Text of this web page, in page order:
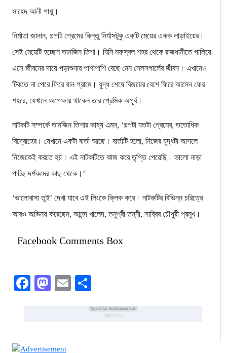
সাহেদ আলী পাপ্পু।
নির্মাতা জানান, গল্পটি প্রেমের কিন্তু নির্যাসটুকু একটি মেয়ের একক লাড়াইয়ের।
সেই মেয়েটি হচ্ছেন তানজিন তিশা। যিনি মফস্বল শহর থেকে রাজধানীতে পালিয়ে
এসে জীবনের দায়ে পড়াশুনার পাশাপাশি বেছে নেন সেলসগার্লের জীবন। এখানেও
টিকতে না পেরে ফিরে যান গ্রামে। যুদ্ধ শেষে বিজয়ের বেশে ফিরে আসেন ফের
শহরে, যেখানে অপেক্ষায় থাকেন তার প্রেমিক অপূর্ব।
নাটকটি সম্পর্কে তানজিন তিশার ভাষ্য এমন, ‘গল্পটা যতটা প্রেমের, ততোধিক
বিদ্রোহের। যেখানে একটা বার্তা আছে। বার্তাটি হলো, নিজের যুদ্ধটা আসলে
নিজেকেই করতে হয়। এই নাটকটিতে কাজ করে তৃপ্তি পেয়েছি। ভালো নাড়া
পাচ্ছি দর্শকদের কাছ থেকে।’
‘ভালোবাসা তুই’ দেখা যাবে এই লিংকে ক্লিক করে। নাটকটির বিভিন্ন চরিত্রে
আরও অভিনয় করেছেন, আনন্দ খালেদ, তনুশ্রী তন্নী, সাব্বির চৌধুরী প্রমুখ।
Facebook Comments Box
Facebook
Mastodon
Email